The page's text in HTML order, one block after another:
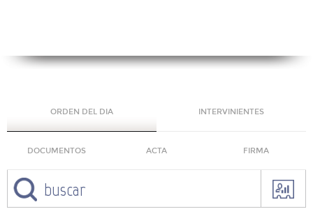
ORDEN DEL DIA INTERVINIENTES
DOCUMENTOS ACTA FIRMA